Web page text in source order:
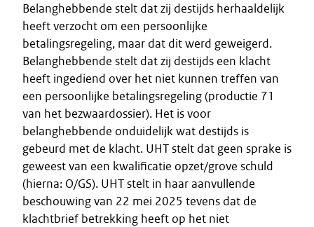
Belanghebbende stelt dat zij destijds herhaaldelijk
heeft verzocht om een persoonlijke
betalingsregeling, maar dat dit werd geweigerd.
Belanghebbende stelt dat zij destijds een klacht
heeft ingediend over het niet kunnen treffen van
een persoonlijke betalingsregeling (productie 71
van het bezwaardossier). Het is voor
belanghebbende onduidelijk wat destijds is
gebeurd met de klacht. UHT stelt dat geen sprake is
geweest van een kwalificatie opzet/grove schuld
(hierna: O/GS). UHT stelt in haar aanvullende
beschouwing van 22 mei 2025 tevens dat de
klachtbrief betrekking heeft op het niet